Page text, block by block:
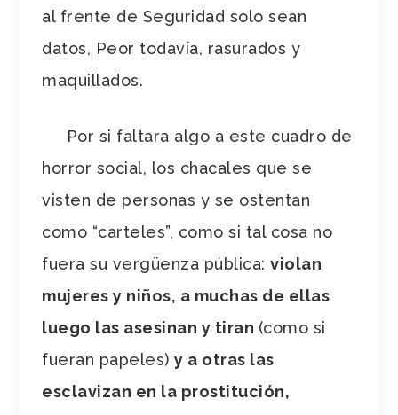
al frente de Seguridad solo sean
datos, Peor todavía, rasurados y
maquillados.
Por si faltara algo a este cuadro de
horror social, los chacales que se
visten de personas y se ostentan
como “carteles”, como si tal cosa no
fuera su vergüenza pública:violan
mujeres y niños, a muchas de ellas
luego las asesinan y tiran (como si
fueran papeles)y a otras las
esclavizan en la prostitución,